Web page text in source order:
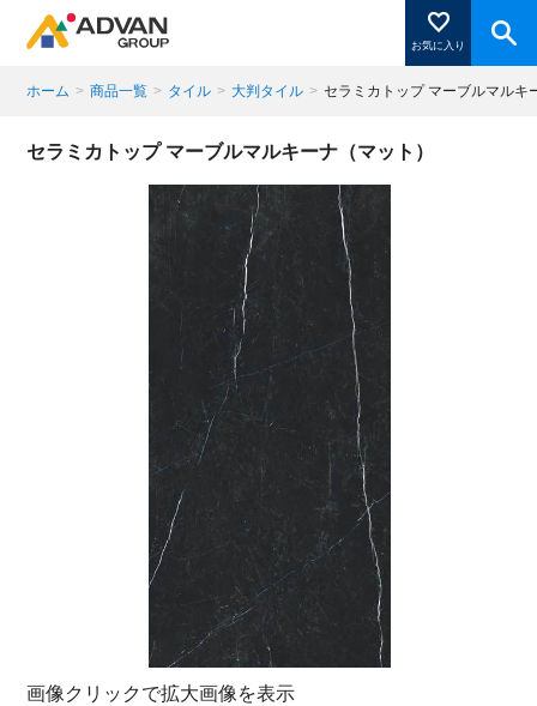
お気に入り
商品ページにある「お気に入り登録」を押すと登録した
商品がここに表示されます。
閉じる
ホーム > 商品一覧 > タイル > 大判タイル > セラミカトップ マーブルマルキ
セラミカトップ マーブルマルキーナ（マット）
画像クリックで拡大画像を表示